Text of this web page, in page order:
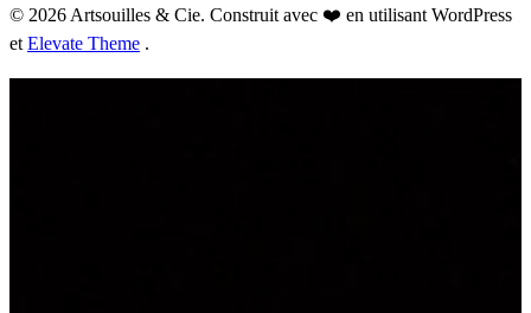
© 2026 Artsouilles & Cie. Construit avec ❤️ en utilisant WordPress
et Elevate Theme .